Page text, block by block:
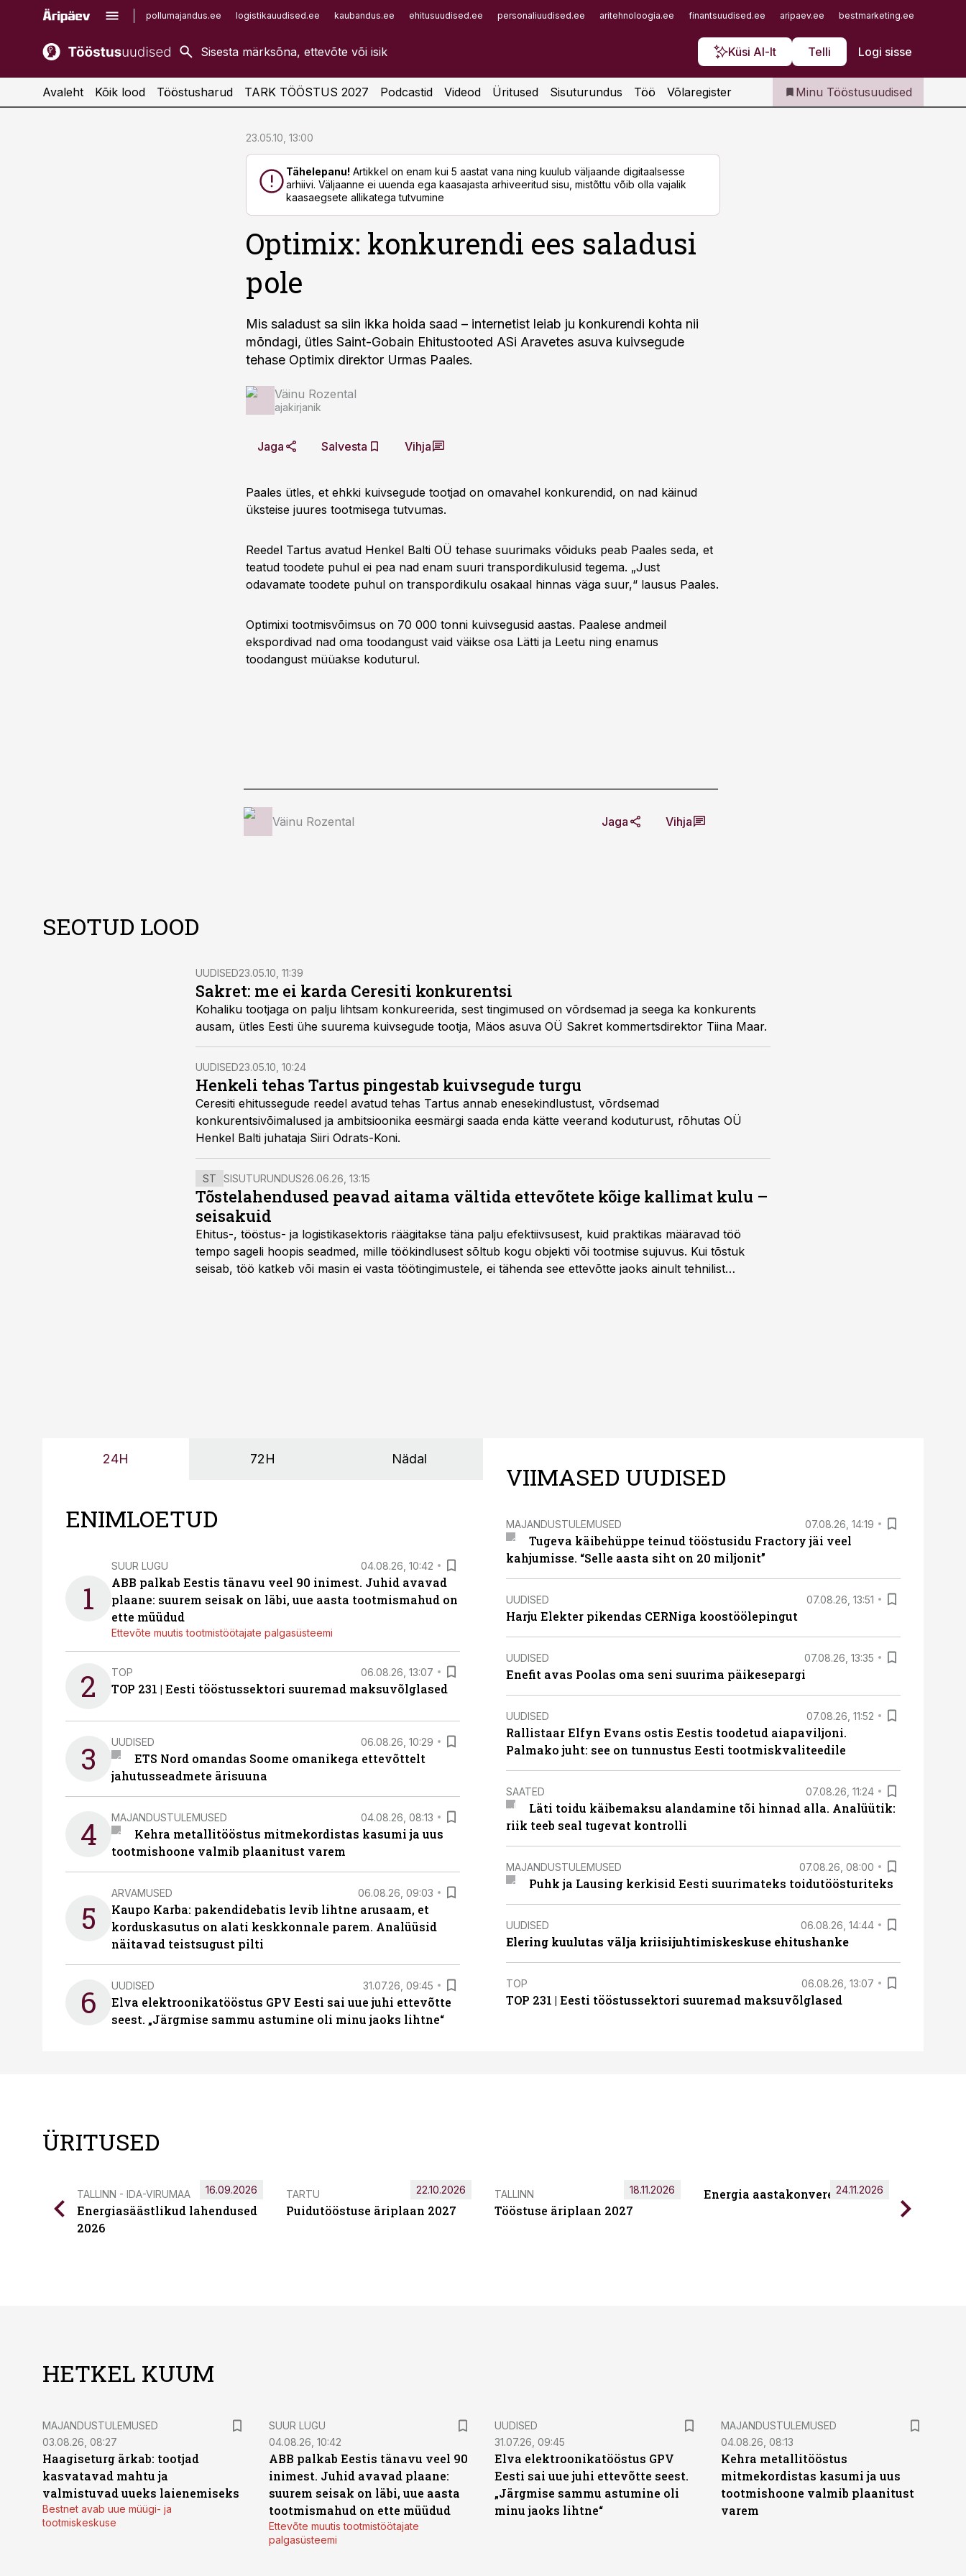
pollumajandus.ee logistikauudised.ee kaubandus.ee ehitusuudised.ee personaliuudised.ee aritehnoloogia.ee finantsuudised.ee aripaev.ee bestmarketing.ee
Küsi AI-lt Telli Logi sisse
kaubandus.ee
kinnisvarauudised.ee
imelineajalugu.ee
Infopank
Iseteenindus
Telli Tööstusuudised
Avaleht Kõik lood Tööstusharud TARK TÖÖSTUS 2027 Podcastid Videod Üritused Sisuturundus Töö Võlaregister Minu Tööstusuudised
23.05.10, 13:00
Tähelepanu! Artikkel on enam kui 5 aastat vana ning kuulub väljaande digitaalsesse
arhiivi. Väljaanne ei uuenda ega kaasajasta arhiveeritud sisu, mistõttu võib olla vajalik
kaasaegsete allikatega tutvumine
Optimix: konkurendi ees saladusi
pole
Mis saladust sa siin ikka hoida saad – internetist leiab ju konkurendi kohta nii
mõndagi, ütles Saint-Gobain Ehitustooted ASi Aravetes asuva kuivsegude
tehase Optimix direktor Urmas Paales.
Väinu Rozental
ajakirjanik
Jaga Salvesta Vihja
Paales ütles, et ehkki kuivsegude tootjad on omavahel konkurendid, on nad käinud
üksteise juures tootmisega tutvumas.
Reedel Tartus avatud Henkel Balti OÜ tehase suurimaks võiduks peab Paales seda, et
teatud toodete puhul ei pea nad enam suuri transpordikulusid tegema. „Just
odavamate toodete puhul on transpordikulu osakaal hinnas väga suur,“ lausus Paales.
Optimixi tootmisvõimsus on 70 000 tonni kuivsegusid aastas. Paalese andmeil
ekspordivad nad oma toodangust vaid väikse osa Lätti ja Leetu ning enamus
toodangust müüakse koduturul.
Väinu Rozental Jaga Vihja
SEOTUD LOOD
UUDISED23.05.10, 11:39
Sakret: me ei karda Ceresiti konkurentsi
Kohaliku tootjaga on palju lihtsam konkureerida, sest tingimused on võrdsemad ja seega ka konkurents
ausam, ütles Eesti ühe suurema kuivsegude tootja, Mäos asuva OÜ Sakret kommertsdirektor Tiina Maar.
UUDISED23.05.10, 10:24
Henkeli tehas Tartus pingestab kuivsegude turgu
Ceresiti ehitussegude reedel avatud tehas Tartus annab enesekindlustust, võrdsemad
konkurentsivõimalused ja ambitsioonika eesmärgi saada enda kätte veerand koduturust, rõhutas OÜ
Henkel Balti juhataja Siiri Odrats-Koni.
ST SISUTURUNDUS26.06.26, 13:15
Tõstelahendused peavad aitama vältida ettevõtete kõige kallimat kulu –
seisakuid
Ehitus-, tööstus- ja logistikasektoris räägitakse täna palju efektiivsusest, kuid praktikas määravad töö
tempo sageli hoopis seadmed, mille töökindlusest sõltub kogu objekti või tootmise sujuvus. Kui tõstuk
seisab, töö katkeb või masin ei vasta töötingimustele, ei tähenda see ettevõtte jaoks ainult tehnilist
24H 72H Nädal
ENIMLOETUD
1
SUUR LUGU 04.08.26, 10:42
ABB palkab Eestis tänavu veel 90 inimest. Juhid avavad
plaane: suurem seisak on läbi, uue aasta tootmismahud on
ette müüdud
Ettevõte muutis tootmistöötajate palgasüsteemi
2 TOP 06.08.26, 13:07
TOP 231 | Eesti tööstussektori suuremad maksuvõlglased
3 UUDISED 06.08.26, 10:29
ETS Nord omandas Soome omanikega ettevõttelt
jahutusseadmete ärisuuna
4 MAJANDUSTULEMUSED 04.08.26, 08:13
Kehra metallitööstus mitmekordistas kasumi ja uus
tootmishoone valmib plaanitust varem
5
ARVAMUSED 06.08.26, 09:03
Kaupo Karba: pakendidebatis levib lihtne arusaam, et
korduskasutus on alati keskkonnale parem. Analüüsid
näitavad teistsugust pilti
6 UUDISED 31.07.26, 09:45
Elva elektroonikatööstus GPV Eesti sai uue juhi ettevõtte
seest. „Järgmise sammu astumine oli minu jaoks lihtne“
VIIMASED UUDISED
MAJANDUSTULEMUSED 07.08.26, 14:19
Tugeva käibehüppe teinud tööstusidu Fractory jäi veel
kahjumisse. “Selle aasta siht on 20 miljonit”
UUDISED 07.08.26, 13:51
Harju Elekter pikendas CERNiga koostöölepingut
UUDISED 07.08.26, 13:35
Enefit avas Poolas oma seni suurima päikesepargi
UUDISED 07.08.26, 11:52
Rallistaar Elfyn Evans ostis Eestis toodetud aiapaviljoni.
Palmako juht: see on tunnustus Eesti tootmiskvaliteedile
SAATED 07.08.26, 11:24
Läti toidu käibemaksu alandamine tõi hinnad alla. Analüütik:
riik teeb seal tugevat kontrolli
MAJANDUSTULEMUSED 07.08.26, 08:00
Puhk ja Lausing kerkisid Eesti suurimateks toidutöösturiteks
UUDISED 06.08.26, 14:44
Elering kuulutas välja kriisijuhtimiskeskuse ehitushanke
TOP 06.08.26, 13:07
TOP 231 | Eesti tööstussektori suuremad maksuvõlglased
ÜRITUSED
TALLINN - IDA-VIRUMAA
Energiasäästlikud lahendused
2026
16.09.2026 TARTU
Puidutööstuse äriplaan 2027
22.10.2026 TALLINN
Tööstuse äriplaan 2027
18.11.2026 Energia aastakonverents 2026
24.11.2026
HETKEL KUUM
MAJANDUSTULEMUSED
03.08.26, 08:27
Haagiseturg ärkab: tootjad
kasvatavad mahtu ja
valmistuvad uueks laienemiseks
Bestnet avab uue müügi- ja
tootmiskeskuse
SUUR LUGU
04.08.26, 10:42
ABB palkab Eestis tänavu veel 90
inimest. Juhid avavad plaane:
suurem seisak on läbi, uue aasta
tootmismahud on ette müüdud
Ettevõte muutis tootmistöötajate
palgasüsteemi
UUDISED
31.07.26, 09:45
Elva elektroonikatööstus GPV
Eesti sai uue juhi ettevõtte seest.
„Järgmise sammu astumine oli
minu jaoks lihtne“
MAJANDUSTULEMUSED
04.08.26, 08:13
Kehra metallitööstus
mitmekordistas kasumi ja uus
tootmishoone valmib plaanitust
varem